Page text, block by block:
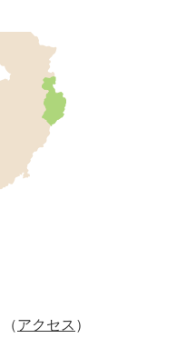
（アクセス ）